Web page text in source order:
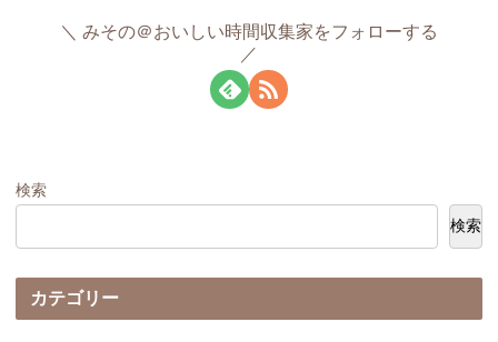
みその＠おいしい時間収集家をフォローする
検索
検索
カテゴリー